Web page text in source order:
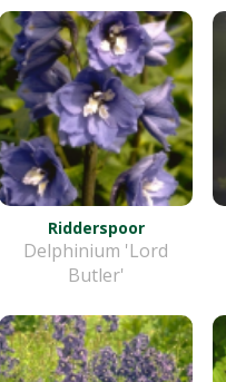
Ridderspoor
Delphinium 'Lord
Butler'